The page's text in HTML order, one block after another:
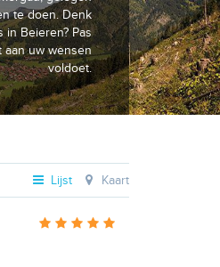
te doen. Denk
Beieren? Pas
aan uw wensen
voldoet.
Lijst Kaart